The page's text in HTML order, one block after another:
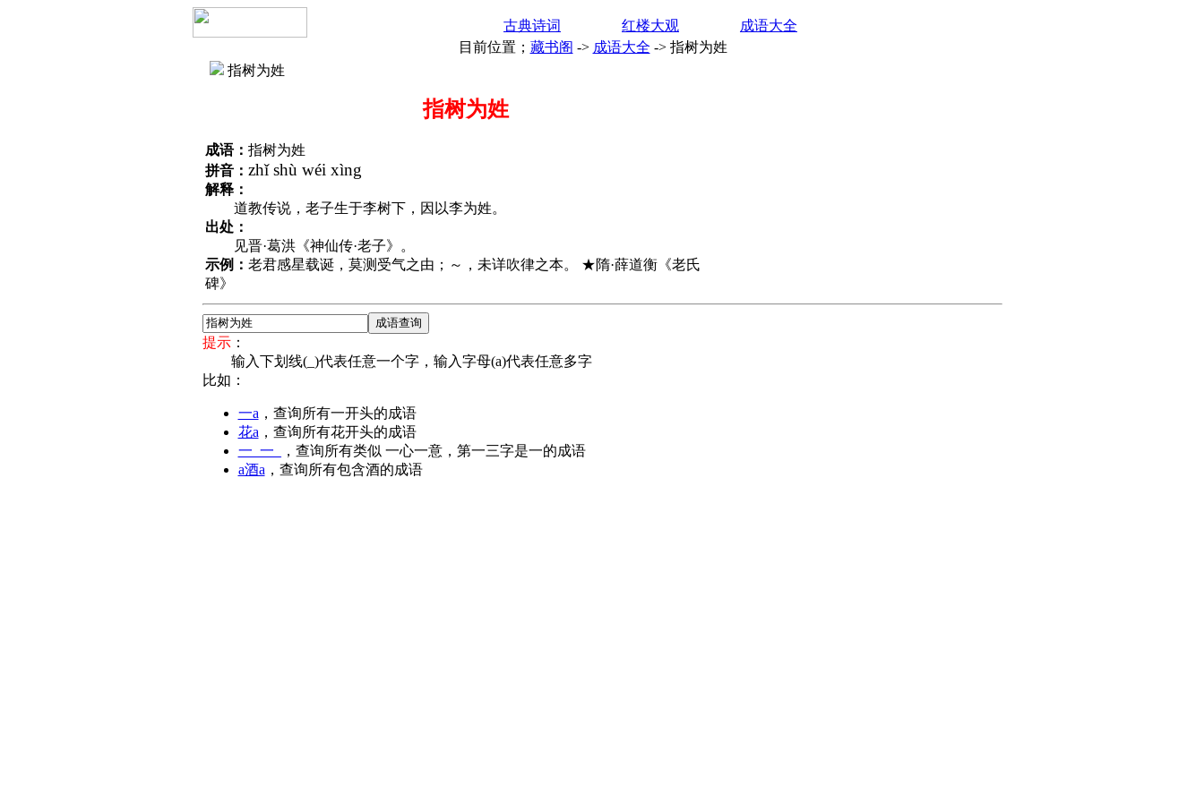
古典诗词 红楼大观
成语大全
目前位置； 藏书阁 -> 成语大全 ->指树为姓
指树为姓
指树为姓
成语： 指树为姓
拼音： zhǐ shù wéi xìng
解释：
道教传说，老子生于李树下，因以李为姓。
出处：
见晋·葛洪《神仙传·老子》。
示例： 老君感星载诞，莫测受气之由；～，未详吹律之本。 ★隋·薛道衡《老氏
碑》
提示：
输入下划线(_)代表任意一个字，输入字母(a)代表任意多字
比如：
一a ，查询所有一开头的成语
花a ，查询所有花开头的成语
一_一_
，查询所有类似 一心一意，第一三字是一的成语
a酒a ，查询所有包含酒的成语